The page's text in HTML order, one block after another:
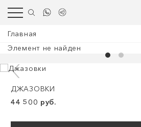
Главная
Элемент не найден
ДЖАЗОВКИ
44 500 руб.